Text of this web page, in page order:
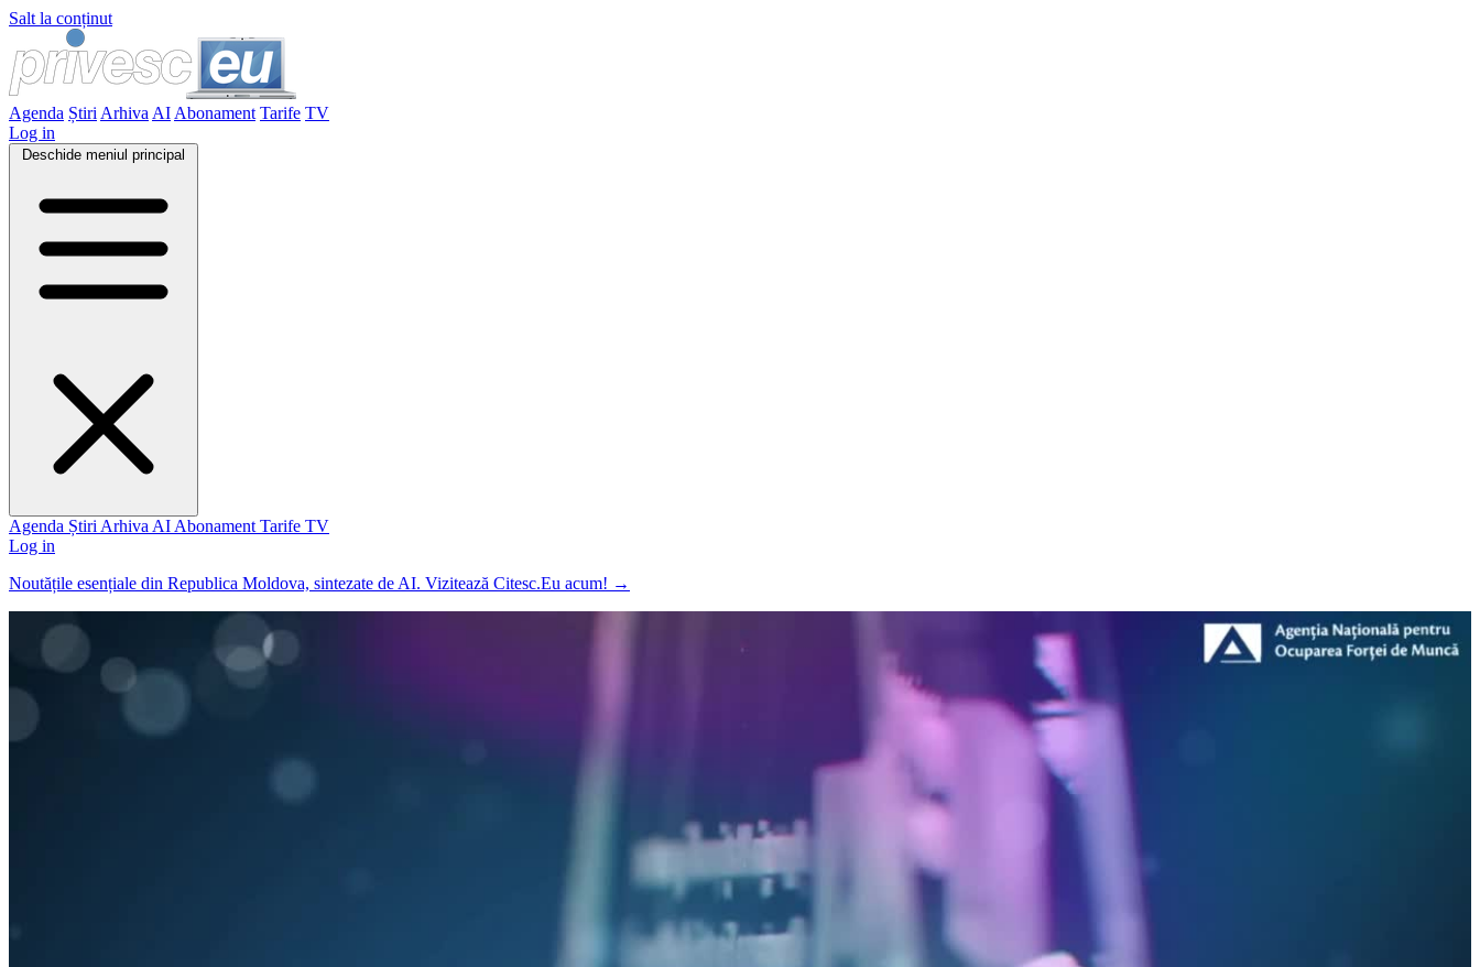
Salt la conținut
Agenda Știri Arhiva AI Abonament Tarife TV
Log in
Deschide meniul principal
Agenda Știri Arhiva AI Abonament Tarife TV
Log in
Noutățile esențiale din Republica Moldova, sintezate de AI. Vizitează Citesc.Eu acum! →